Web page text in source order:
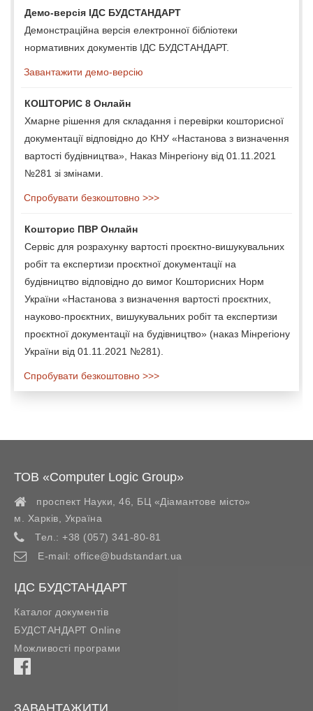
Демо-версія ІДС БУДСТАНДАРТ
Демонстраційна версія електронної бібліотеки
нормативних документів ІДС БУДСТАНДАРТ.
Завантажити демо-версію
КОШТОРИС 8 Онлайн
Хмарне рішення для складання і перевірки кошторисної
документації відповідно до КНУ «Настанова з визначення
вартості будівництва», Наказ Мінрегіону від 01.11.2021
№281 зі змінами.
Спробувати безкоштовно >>>
Кошторис ПВР Онлайн
Сервіс для розрахунку вартості проєктно-вишукувальних
робіт та експертизи проєктної документації на
будівництво відповідно до вимог Кошторисних Норм
України «Настанова з визначення вартості проєктних,
науково-проєктних, вишукувальних робіт та експертизи
проєктної документації на будівництво» (наказ Мінрегіону
України від 01.11.2021 №281).
Спробувати безкоштовно >>>
ТОВ «Computer Logic Group»
проспект Науки, 46, БЦ «Діамантове місто»
м. Харків
Україна
Тел.: +38 (057) 341-80-81
E-mail: office@budstandart.ua
ІДС БУДСТАНДАРТ
Каталог документів
БУДСТАНДАРТ Online
Можливості програми
ЗАВАНТАЖИТИ